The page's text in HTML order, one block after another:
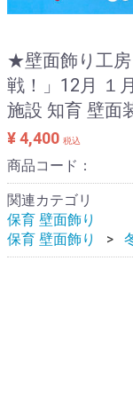
★壁面飾り工
戦！」12月 １
施設 知育 壁面
¥ 4,400 税込
商品コード：
関連カテゴリ
保育 壁面飾り
保育 壁面飾り